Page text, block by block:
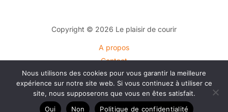
Copyright © 2026 Le plaisir de courir
A propos
Contact
Plan du site
Mentions légales
Politique de confidentialité
Nous utilisons des cookies pour vous garantir la meilleure
expérience sur notre site web. Si vous continuez à utiliser ce
site, nous supposerons que vous en êtes satisfait.
Oui
Non Politique de confidentialité